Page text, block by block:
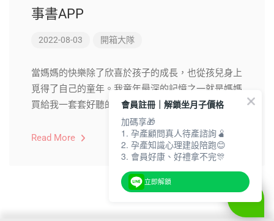
事書APP
2022-08-03 開箱大隊
當媽媽的快樂除了欣喜於孩子的成長，也從孩兒身上
覓得了自己的童年。我童年最深的記憶之一就是媽媽
買給我一套套好聽的 […]
Read More
會員註冊｜解鎖坐月子價格
加碼享🎁
1. 孕產顧問真人待產諮詢🫄
2. 孕產知識心理建設陪跑😊
3. 會員好康、好禮拿不完🎊
立即解鎖